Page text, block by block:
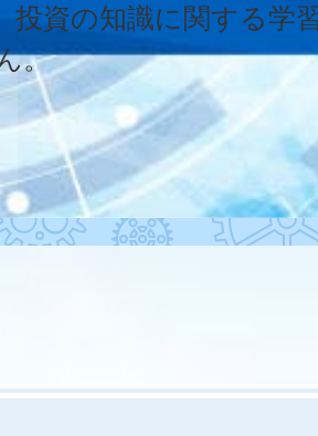
投資の知識に関する
。